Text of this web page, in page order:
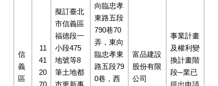
信
義
區
11
41
20
70
擬訂臺北
市信義區
福德段一
小段475
地號等8
筆土地都
市更新事
向臨忠孝
東路五段
790巷70
弄，東向
臨忠孝東
路五段79
0巷，西
富品建設
股份有限
公司
事業計畫
及權利變
換計畫階
段─業已
提出申請